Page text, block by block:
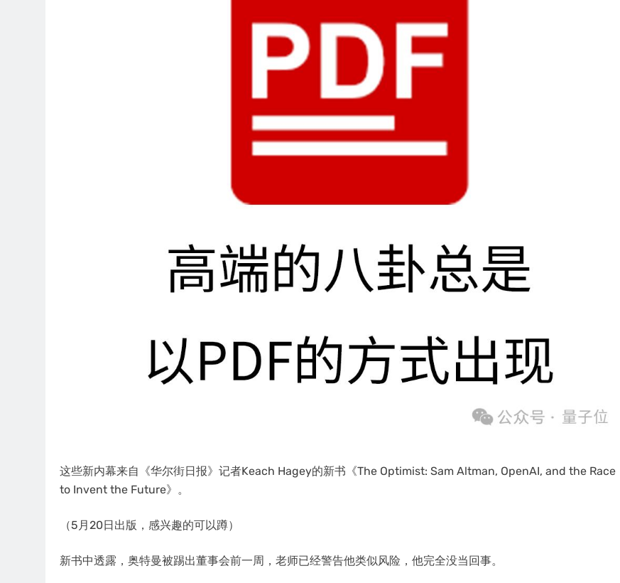
这些新内幕来自《华尔街日报》记者Keach Hagey的新书《The Optimist: Sam Altman, OpenAI, and the Race
to Invent the Future》。
（5月20日出版，感兴趣的可以蹲）
新书中透露，奥特曼被踢出董事会前一周，老师已经警告他类似风险，他完全没当回事。